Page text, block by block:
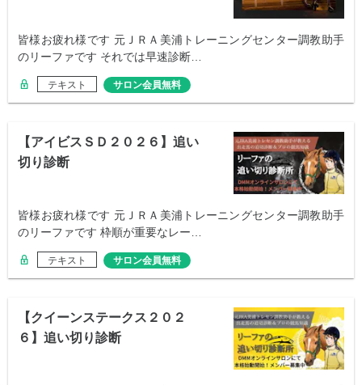
皆様お疲れ様です 元ＪＲＡ美浦トレーニングセンター調教助手
のリーファです それでは早速診断…
テキスト サロン会員無料
【アイビスＳＤ２０２６】追い
切り診断
皆様お疲れ様です 元ＪＲＡ美浦トレーニングセンター調教助手
のリーファです 枠順が重要なレー…
テキスト サロン会員無料
【クイーンステークス２０２
６】追い切り診断